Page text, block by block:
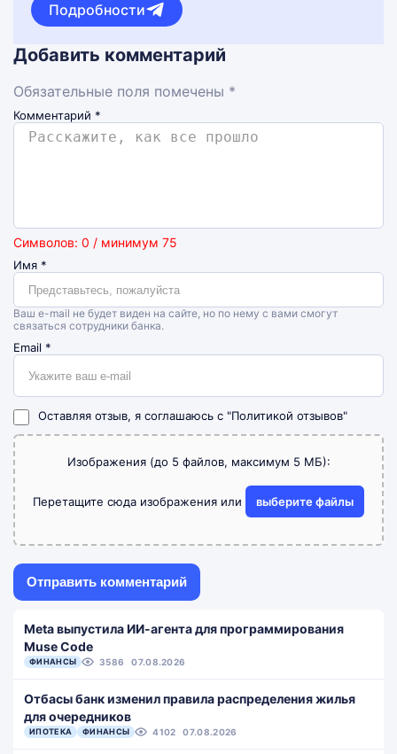
Подробности
Добавить комментарий
Обязательные поля помечены *
Комментарий *
Символов: 0 / минимум 75
Имя *
Ваш e-mail не будет виден на сайте, но по нему с вами смогут
связаться сотрудники банка.
Email *
Оставляя отзыв, я соглашаюсь с "Политикой отзывов"
Изображения (до 5 файлов, максимум 5 МБ):
Перетащите сюда изображения или выберите файлы
Meta выпустила ИИ-агента для программирования
Muse Code
ФИНАНСЫ 3586 07.08.2026
Отбасы банк изменил правила распределения жилья
для очередников
ИПОТЕКА ФИНАНСЫ 4102 07.08.2026